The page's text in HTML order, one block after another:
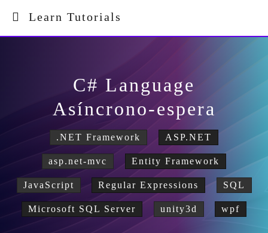
Learn Tutorials
C# Language
Asíncrono-espera
.NET Framework ASP.NET
asp.net-mvc Entity Framework
JavaScript Regular Expressions SQL
Microsoft SQL Server unity3d wpf